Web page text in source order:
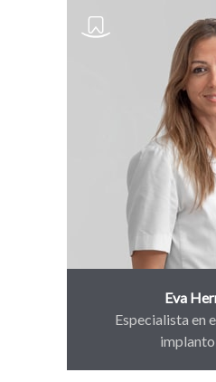
Eva
Especialista en